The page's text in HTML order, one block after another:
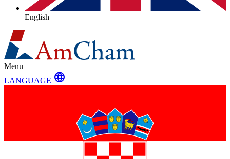
English
Menu
LANGUAGE language